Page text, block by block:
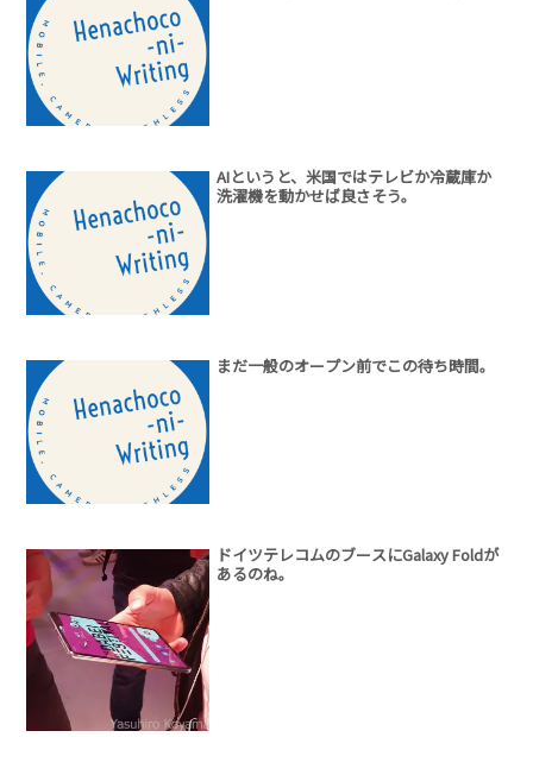
AIというと、米国ではテレビか冷蔵庫か
洗濯機を動かせば良さそう。
まだ一般のオープン前でこの待ち時間。
ドイツテレコムのブースにGalaxy Foldが
あるのね。